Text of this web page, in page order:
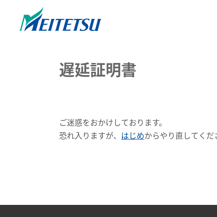
遅延証明書
ご迷惑をおかけしております。
恐れ入りますが、 はじめからやり直してくだ